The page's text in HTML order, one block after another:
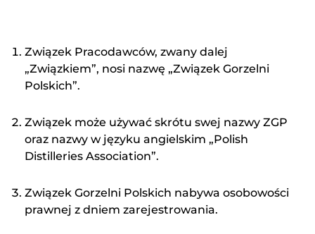
Związek Pracodawców, zwany dalej
„Związkiem”, nosi nazwę „Związek Gorzelni
Polskich”.
Związek może używać skrótu swej nazwy ZGP
oraz nazwy w języku angielskim „Polish
Distilleries Association”.
Związek Gorzelni Polskich nabywa osobowości
prawnej z dniem zarejestrowania.